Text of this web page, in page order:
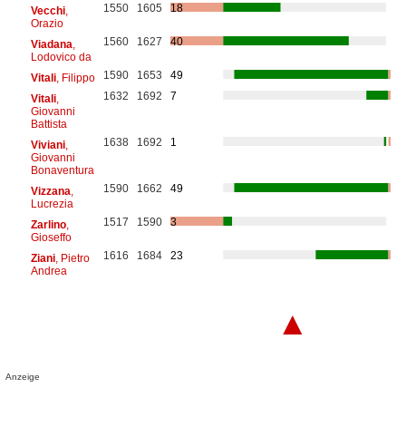
Vecchi,
Orazio
1550 1605 18
Viadana
Lodovico da
1560 1627 40
Vitali, Filippo 1590 1653
49
Vitali,
Giovanni
Battista
1632 1692 7
Viviani,
Giovanni
Bonaventura
1638 1692 1
Vizzana
Lucrezia
1590 1662 49
Zarlino,
Gioseffo
1517 1590 3
Ziani, Pietro
Andrea
1616 1684 23
▲
Anzeige